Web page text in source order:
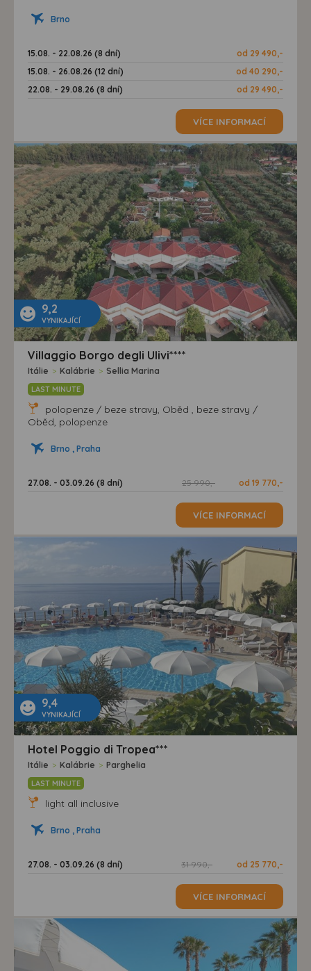
Brno
15.08. - 22.08.26 (8 dní)
od 29 490,-
15.08. - 26.08.26 (12 dní)
od 40 290,-
22.08. - 29.08.26 (8 dní)
od 29 490,-
VÍCE INFORMACÍ
9,2
VYNIKAJÍCÍ
Villaggio Borgo degli Ulivi****
Itálie > Kalábrie > Sellia Marina
LAST MINUTE
polopenze / beze stravy, Oběd , beze stravy /
Oběd, polopenze
Brno , Praha
27.08. - 03.09.26 (8 dní) 25 990,- od 19 770,-
VÍCE INFORMACÍ
9,4
VYNIKAJÍCÍ
Hotel Poggio di Tropea***
Itálie > Kalábrie > Parghelia
LAST MINUTE
light all inclusive
Brno , Praha
27.08. - 03.09.26 (8 dní) 31 990,- od 25 770,-
VÍCE INFORMACÍ